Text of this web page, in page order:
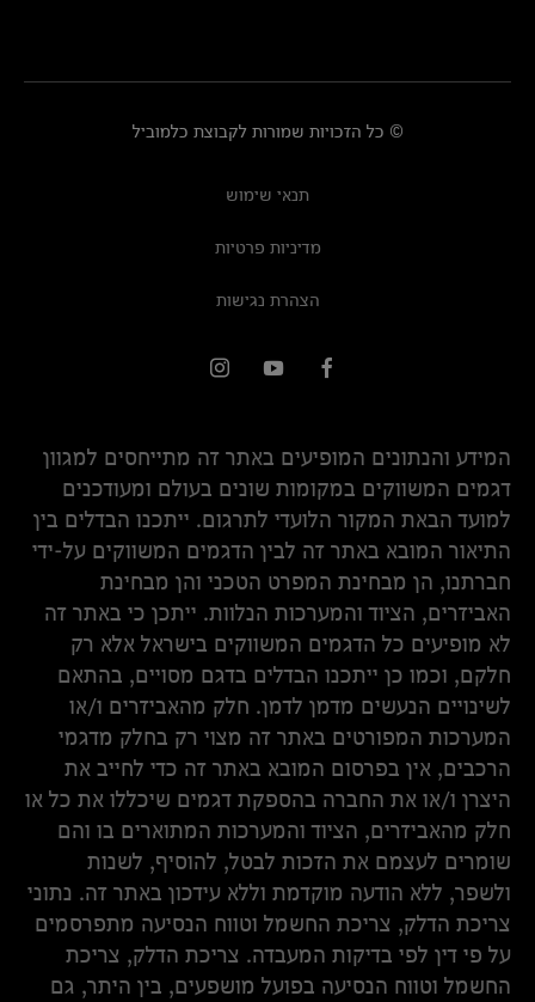
© כל הזכויות שמורות לקבוצת כלמוביל
תנאי שימוש
מדיניות פרטיות
הצהרת נגישות
המידע והנתונים המופיעים באתר זה מתייחסים למגוון
דגמים המשווקים במקומות שונים בעולם ומעודכנים
למועד הבאת המקור הלועדי לתרגום. ייתכנו הבדלים בין
התיאור המובא באתר זה לבין הדגמים המשווקים על-ידי
חברתנו, הן מבחינת המפרט הטכני והן מבחינת
האביזרים, הציוד והמערכות הנלוות. ייתכן כי באתר זה
לא מופיעים כל הדגמים המשווקים בישראל אלא רק
חלקם, וכמו כן ייתכנו הבדלים בדגם מסויים, בהתאם
לשינויים הנעשים מדמן לדמן. חלק מהאביזרים ו/או
המערכות המפורטים באתר זה מצוי רק בחלק מדגמי
הרכבים, אין בפרסום המובא באתר זה כדי לחייב את
היצרן ו/או את החברה בהספקת דגמים שיכללו את כל או
חלק מהאביזרים, הציוד והמערכות המתוארים בו והם
שומרים לעצמם את הזכות לבטל, להוסיף, לשנות
ולשפר, ללא הודעה מוקדמת וללא עידכון באתר זה. נתוני
צריכת הדלק, צריכת החשמל וטווח הנסיעה מתפרסמים
על פי דין לפי בדיקות המעבדה. צריכת הדלק, צריכת
החשמל וטווח הנסיעה בפועל מושפעים, בין היתר, גם